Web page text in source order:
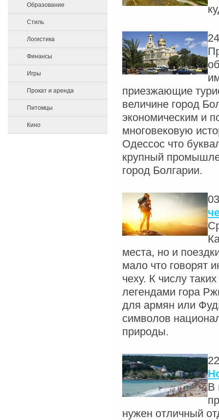
Образование
Стиль
Логистика
Финансы
Игры
Прокат и аренда
Питомцы
Кино
приезжающие
величине город
экономическим и
многовековую
Одессос что
крупный
город Болгарии.
места, но и
мало что говорят
чеху. К числу
легендами гора
для армян или
символов
природы.
В
нужен отличный